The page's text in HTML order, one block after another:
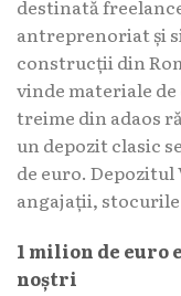
destinată
antreprenoriat și
construcții din
vinde materiale
treime din adaos
un depozit clasic
de euro.
angajații,
1 milion de
noștri